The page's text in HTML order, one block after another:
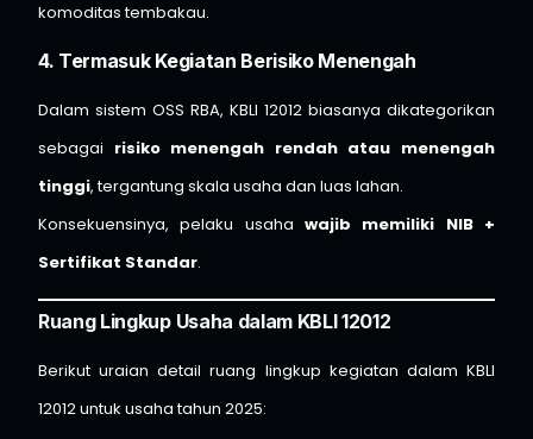
komoditas tembakau.
4. Termasuk Kegiatan Berisiko Menengah
Dalam sistem OSS RBA, KBLI 12012 biasanya dikategorikan
sebagai risiko menengah rendah atau menengah
tinggi, tergantung skala usaha dan luas lahan.
Konsekuensinya, pelaku usaha wajib memiliki NIB +
Sertifikat Standar.
Ruang Lingkup Usaha dalam KBLI 12012
Berikut uraian detail ruang lingkup kegiatan dalam KBLI
12012 untuk usaha tahun 2025: